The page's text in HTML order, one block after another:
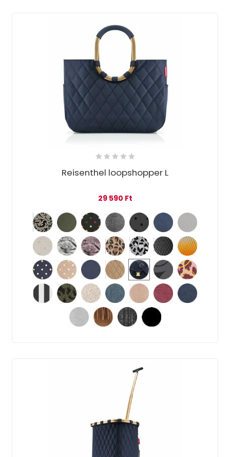
Reisenthel loopshopper L
29 590 Ft